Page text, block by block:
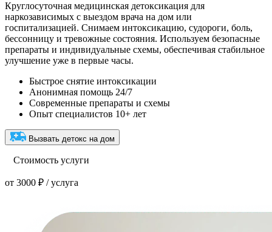
Круглосуточная медицинская детоксикация для
наркозависимых с выездом врача на дом или
госпитализацией. Снимаем интоксикацию, судороги, боль,
бессонницу и тревожные состояния. Используем безопасные
препараты и индивидуальные схемы, обеспечивая стабильное
улучшение уже в первые часы.
Быстрое снятие интоксикации
Анонимная помощь 24/7
Современные препараты и схемы
Опыт специалистов 10+ лет
Вызвать детокс на дом
Стоимость услуги
от 3000 ₽ / услуга